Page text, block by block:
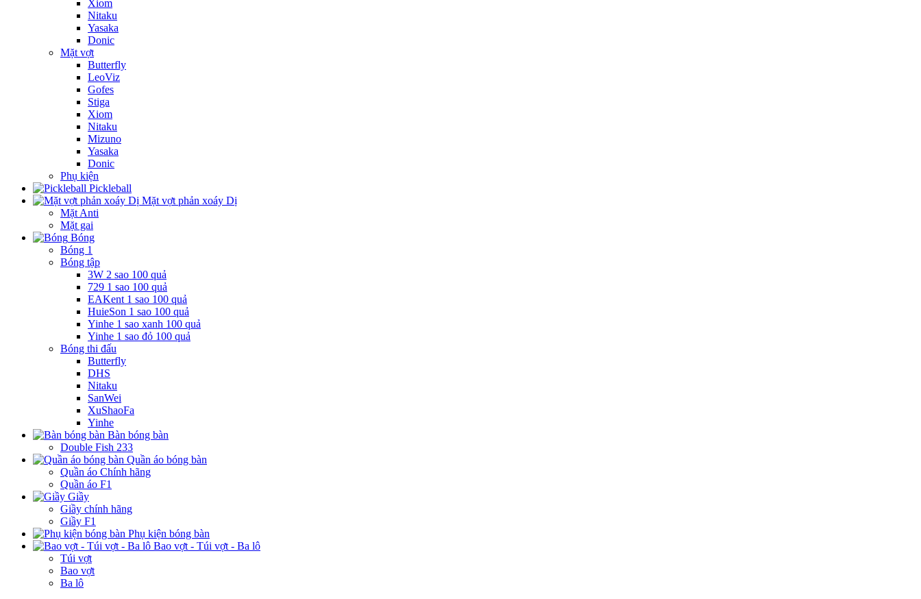
Xiom
Nitaku
Yasaka
Donic
Mặt vợt
Butterfly
LeoViz
Gofes
Stiga
Xiom
Nitaku
Mizuno
Yasaka
Donic
Phụ kiện
Pickleball
Mặt vợt phản xoáy Dị
Mặt Anti
Mặt gai
Bóng
Bóng 1
Bóng tập
3W 2 sao 100 quả
729 1 sao 100 quả
EAKent 1 sao 100 quả
HuieSon 1 sao 100 quả
Yinhe 1 sao xanh 100 quả
Yinhe 1 sao đỏ 100 quả
Bóng thi đấu
Butterfly
DHS
Nitaku
SanWei
XuShaoFa
Yinhe
Bàn bóng bàn
Double Fish 233
Quần áo bóng bàn
Quần áo Chính hãng
Quần áo F1
Giầy
Giầy chính hãng
Giầy F1
Phụ kiện bóng bàn
Bao vợt - Túi vợt - Ba lô
Túi vợt
Bao vợt
Ba lô